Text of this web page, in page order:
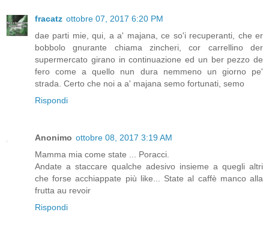
fracatz ottobre 07, 2017 6:20 PM
dae parti mie, qui, a a' majana, ce so'i recuperanti, che er
bobbolo gnurante chiama zincheri, cor carrellino der
supermercato girano in continuazione ed un ber pezzo de
fero come a quello nun dura nemmeno un giorno pe'
strada. Certo che noi a a' majana semo fortunati, semo
Rispondi
Anonimo ottobre 08, 2017 3:19 AM
Mamma mia come state ... Poracci.
Andate a staccare qualche adesivo insieme a quegli altri
che forse acchiappate più like... State al caffè manco alla
frutta au revoir
Rispondi